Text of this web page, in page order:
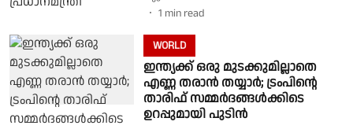
1 min read
WORLD
ഇന്ത്യക്ക് ഒരു മുടക്കുമില്ലാതെ
എണ്ണ തരാന്‍ തയ്യാര്‍; ട്രംപിന്റെ
താരിഫ് സമ്മര്‍ദങ്ങള്‍ക്കിടെ
ഉറപ്പുമായി പുടിന്‍